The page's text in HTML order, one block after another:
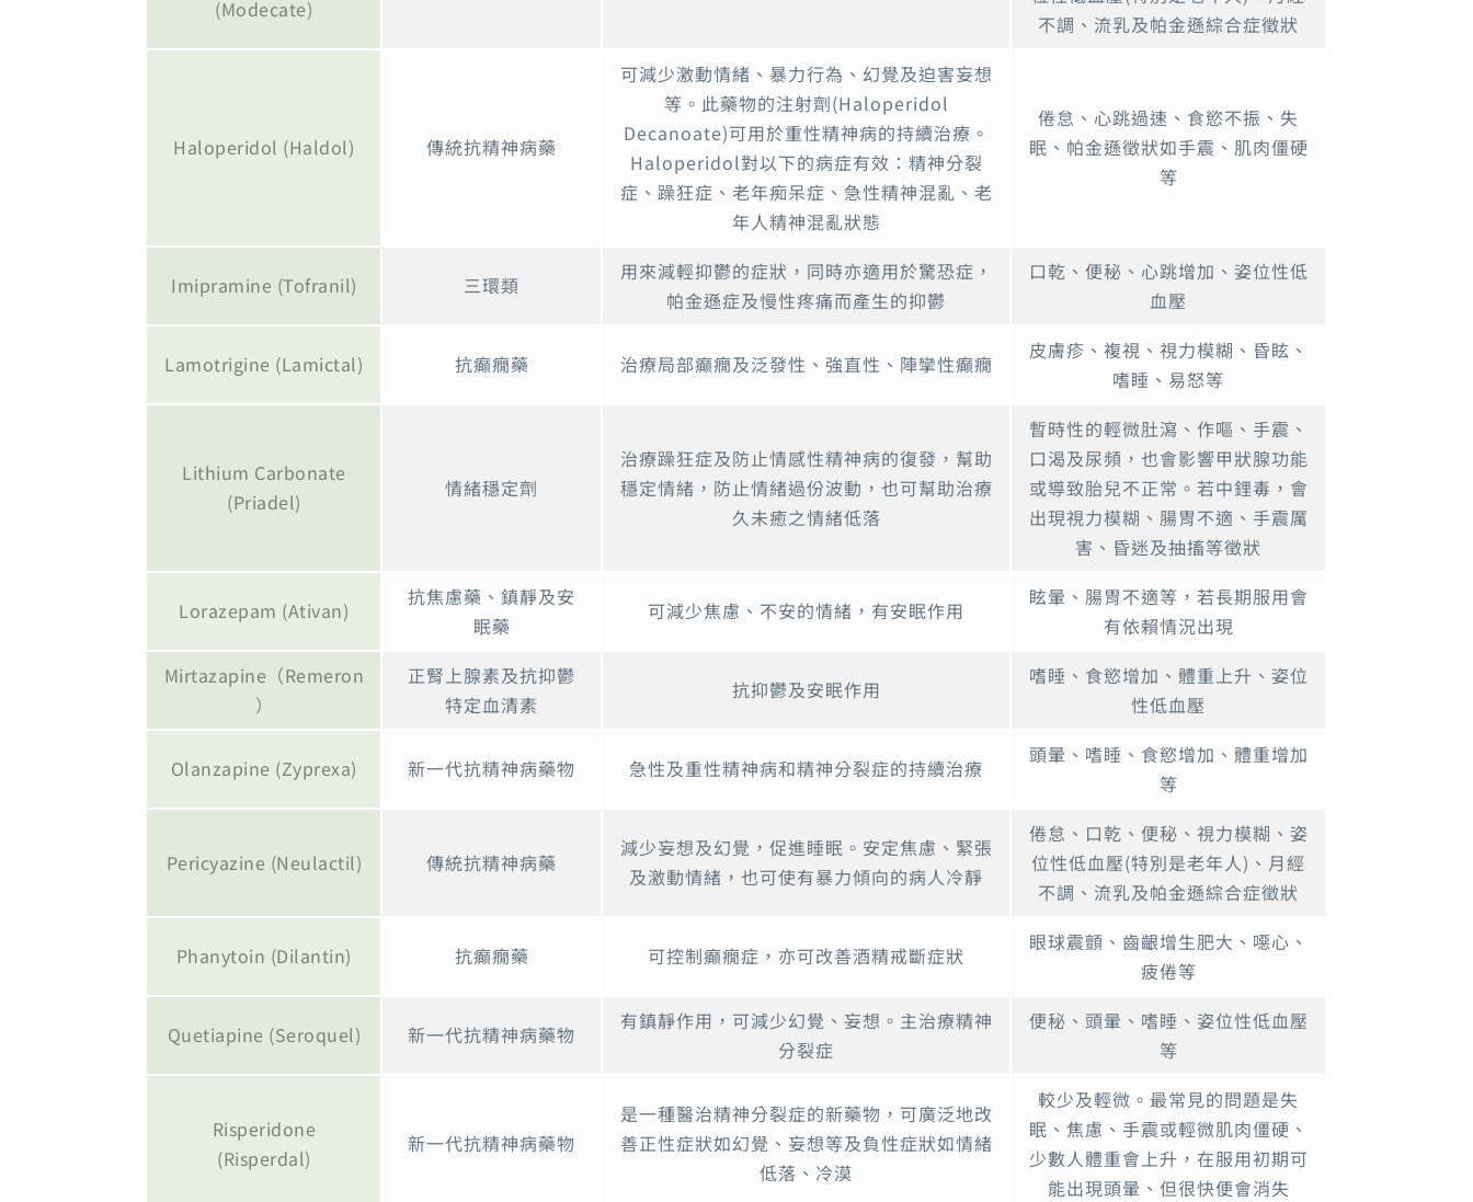
(Modecate)
不調、流乳及帕金遜綜合症徵狀
Haloperidol (Haldol) 傳統抗精神病藥
可減少激動情緒、暴力行為、幻覺及迫害妄想
等。此藥物的注射劑(Haloperidol
Decanoate)可用於重性精神病的持續治療。
Haloperidol對以下的病症有效：精神分裂
症、躁狂症、老年痴呆症、急性精神混亂、老
年人精神混亂狀態
倦怠、心跳過速、食慾不振、失
眠、帕金遜徵狀如手震、肌肉僵硬
等
Imipramine (Tofranil) 三環類
用來減輕抑鬱的症狀，同時亦適用於驚恐症，
帕金遜症及慢性疼痛而產生的抑鬱
口乾、便秘、心跳增加、姿位性低
血壓
Lamotrigine (Lamictal) 抗癲癇藥 治療局部癲癇及泛發性、強直性、陣攣性癲癇
皮膚疹、複視、視力模糊、昏眩、
嗜睡、易怒等
Lithium Carbonate
(Priadel)
情緒穩定劑
治療躁狂症及防止情感性精神病的復發，幫助
穩定情緒，防止情緒過份波動，也可幫助治療
久未癒之情緒低落
暫時性的輕微肚瀉、作嘔、手震、
口渴及尿頻，也會影響甲狀腺功能
或導致胎兒不正常。若中鋰毒，會
出現視力模糊、腸胃不適、手震厲
害、昏迷及抽搐等徵狀
Lorazepam (Ativan)
抗焦慮藥、鎮靜及安
眠藥
可減少焦慮、不安的情緒，有安眠作用
眩暈、腸胃不適等，若長期服用會
有依賴情況出現
Mirtazapine（Remeron
）
正腎上腺素及抗抑鬱
特定血清素
抗抑鬱及安眠作用
嗜睡、食慾增加、體重上升、姿位
性低血壓
Olanzapine (Zyprexa) 新一代抗精神病藥物 急性及重性精神病和精神分裂症的持續治療
頭暈、嗜睡、食慾增加、體重增加
等
Pericyazine (Neulactil) 傳統抗精神病藥
減少妄想及幻覺，促進睡眠。安定焦慮、緊張
及激動情緒，也可使有暴力傾向的病人冷靜
倦怠、口乾、便秘、視力模糊、姿
位性低血壓(特別是老年人)、月經
不調、流乳及帕金遜綜合症徵狀
Phanytoin (Dilantin) 抗癲癇藥 可控制癲癇症，亦可改善酒精戒斷症狀
眼球震顫、齒齦增生肥大、噁心、
疲倦等
Quetiapine (Seroquel) 新一代抗精神病藥物
有鎮靜作用，可減少幻覺、妄想。主治療精神
分裂症
便秘、頭暈、嗜睡、姿位性低血壓
等
Risperidone
(Risperdal)
新一代抗精神病藥物
是一種醫治精神分裂症的新藥物，可廣泛地改
善正性症狀如幻覺、妄想等及負性症狀如情緒
低落、冷漠
較少及輕微。最常見的問題是失
眠、焦慮、手震或輕微肌肉僵硬、
少數人體重會上升，在服用初期可
能出現頭暈、但很快便會消失